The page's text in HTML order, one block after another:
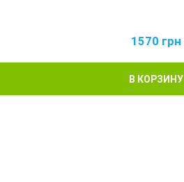
1570 грн
В КОРЗИНУ